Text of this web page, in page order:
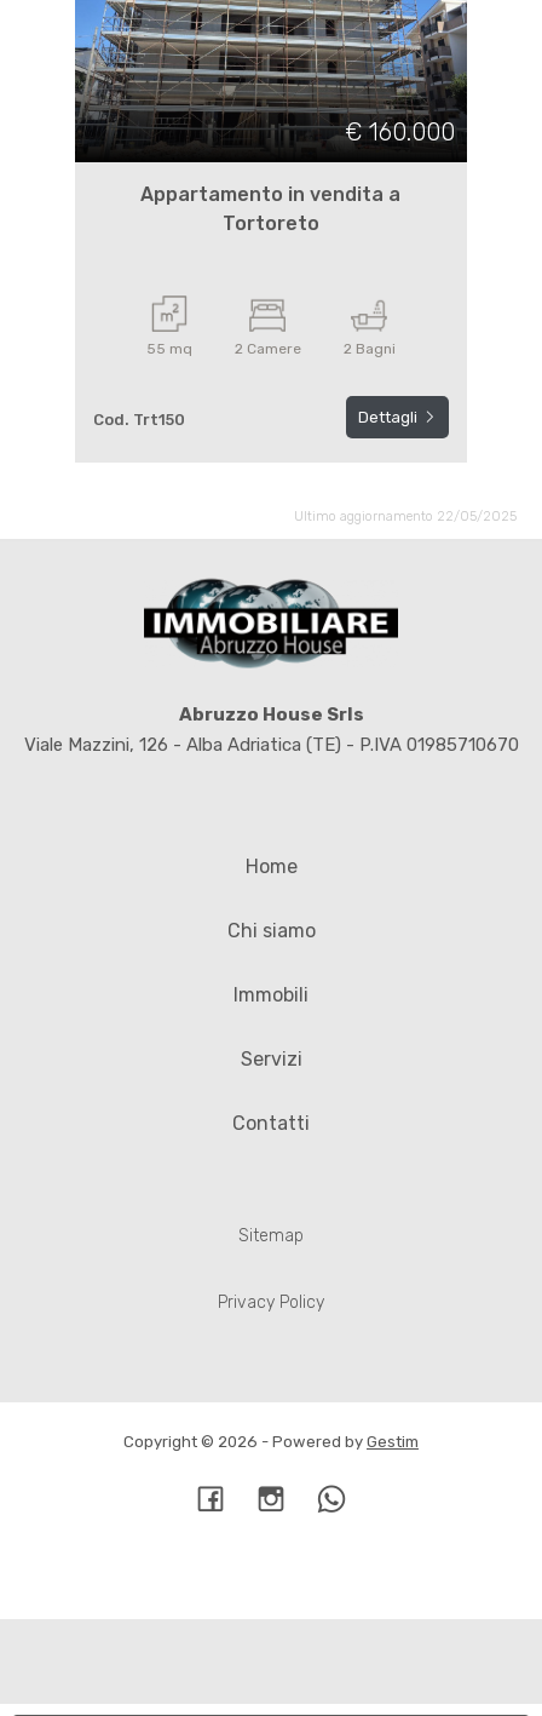
€ 160.000
Appartamento in vendita a
Tortoreto
55 mq 2 Camere 2 Bagni
Cod. Trt150 Dettagli
Ultimo aggiornamento 22/05/2025
Abruzzo House Srls
Viale Mazzini, 126 - Alba Adriatica (TE) - P.IVA 01985710670
Home
Chi siamo
Immobili
Servizi
Contatti
Sitemap
Privacy Policy
Copyright © 2026 - Powered by Gestim